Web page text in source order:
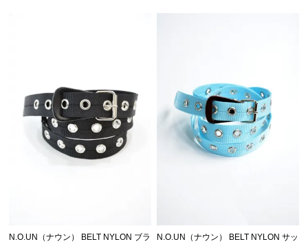
N.O.UN（ナウン） BELT NYLON ブラ
N.O.UN（ナウン） BELT NYLON サッ